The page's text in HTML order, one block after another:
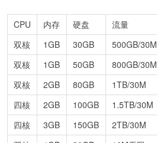
CPU 内存 硬盘 流量
双核
1GB 30GB 500GB/30M
双核
1GB 50GB 800GB/30M
双核
2GB 80GB 1TB/30M
四核
2GB 100GB 1.5TB/30M
四核
3GB 150GB 2TB/30M